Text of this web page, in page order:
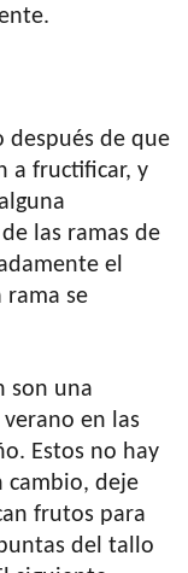
después de que
a fructificar, y
las ramas de
el
rama se
son una
en las
Estos no hay
cambio, deje
frutos para
del tallo